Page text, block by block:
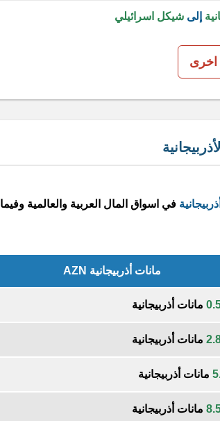
إلىشيكل اسرائيلي
اخرى
في اسواق المال العربية والعالمية وفيما
مانات أذربيجانية AZN
مانات أذربيجانية
مانات أذربيجانية
مانات أذربيجانية
مانات أذربيجانية